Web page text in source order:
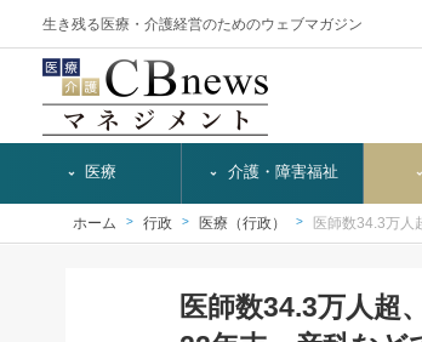
生き残る医療・介護経営のためのウェブマガジン
医療 介護・障害福祉
ホーム 行政 医療（行政） 医師数34.3万人
医師数34.3万人超